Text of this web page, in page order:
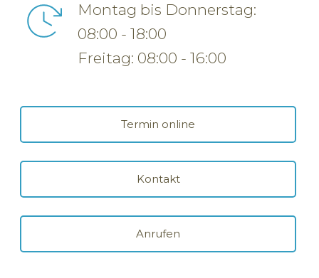
Montag bis Donnerstag:
08:00 - 18:00
Freitag: 08:00 - 16:00
Termin online
Kontakt
Anrufen